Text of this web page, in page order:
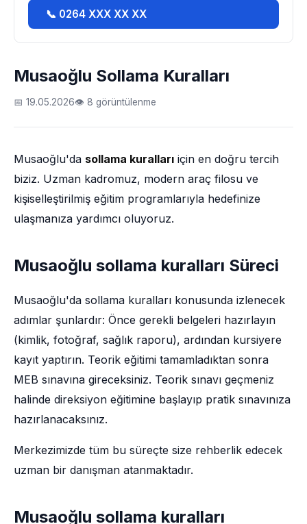
Musaoğlu Sollama Kuralları
📅 19.05.2026👁 8 görüntülenme
Musaoğlu'da sollama kuralları için en doğru tercih
biziz. Uzman kadromuz, modern araç filosu ve
kişiselleştirilmiş eğitim programlarıyla hedefinize
ulaşmanıza yardımcı oluyoruz.
Musaoğlu sollama kuralları Süreci
Musaoğlu'da sollama kuralları konusunda izlenecek
adımlar şunlardır: Önce gerekli belgeleri hazırlayın
(kimlik, fotoğraf, sağlık raporu), ardından kursiyere
kayıt yaptırın. Teorik eğitimi tamamladıktan sonra
MEB sınavına gireceksiniz. Teorik sınavı geçmeniz
halinde direksiyon eğitimine başlayıp pratik sınavınıza
hazırlanacaksınız.
Merkezimizde tüm bu süreçte size rehberlik edecek
uzman bir danışman atanmaktadır.
Musaoğlu sollama kuralları
📞 0264 XXX XX XX